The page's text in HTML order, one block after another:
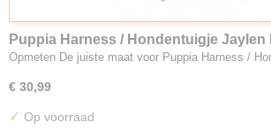
Puppia Harness / Hondentuigje Jaylen
Opmeten De juiste maat voor Puppia Harness /
€ 30,99
✓ Op voorraad